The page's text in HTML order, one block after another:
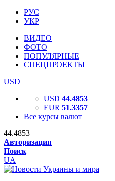
РУС
УКР
ВИДЕО
ФОТО
ПОПУЛЯРНЫЕ
СПЕЦПРОЕКТЫ
USD
USD 44.4853
EUR 51.3357
Все курсы валют
44.4853
Авторизация
Поиск
UA